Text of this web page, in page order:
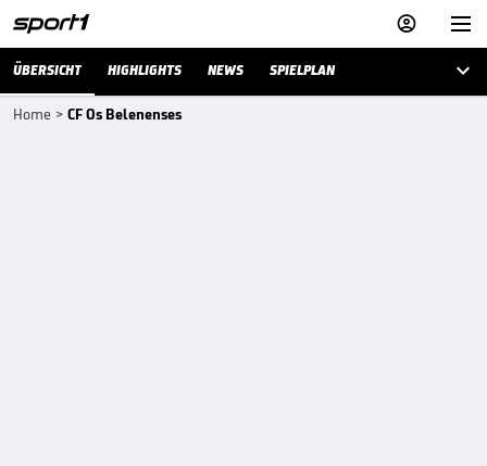


ÜBERSICHT HIGHLIGHTS NEWS SPIELPLAN 
Home > CF Os Belenenses